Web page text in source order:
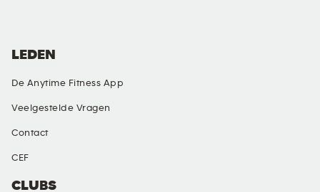
CLUBS
LEDEN
De Anytime Fitness App
Veelgestelde Vragen
Contact
CEF